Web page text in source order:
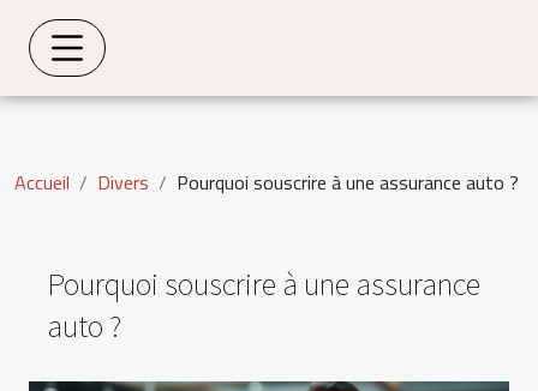
Accueil Divers Pourquoi souscrire à une assurance auto ?
Pourquoi souscrire à une assurance
auto ?